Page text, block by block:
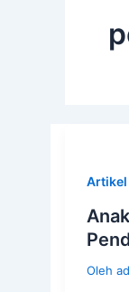
Artikel
Oleh